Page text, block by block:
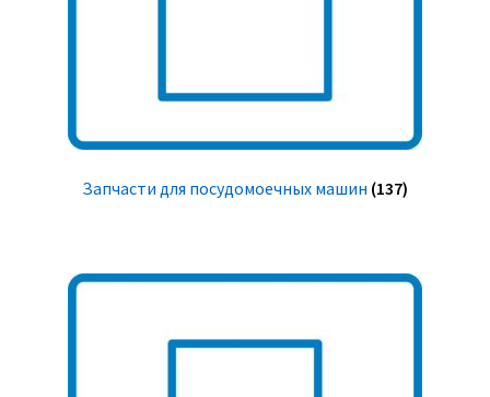
Запчасти для посудомоечных машин (137)